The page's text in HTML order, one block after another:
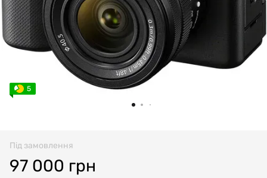
5
Під замовлення
97 000 грн